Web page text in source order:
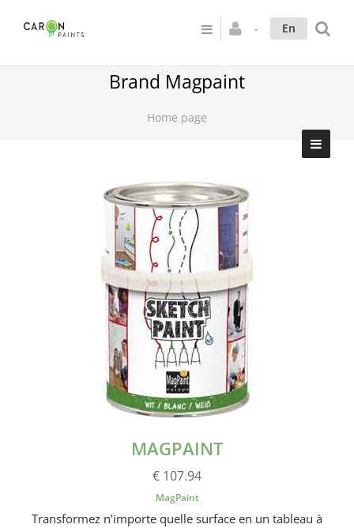
En
Brand Magpaint
Home page
MAGPAINT
€ 107.94
MagPaint
Transformez n’importe quelle surface en un tableau à